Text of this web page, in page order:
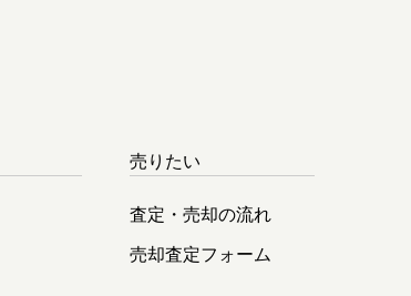
売りたい
査定・売却の流れ
売却査定フォーム